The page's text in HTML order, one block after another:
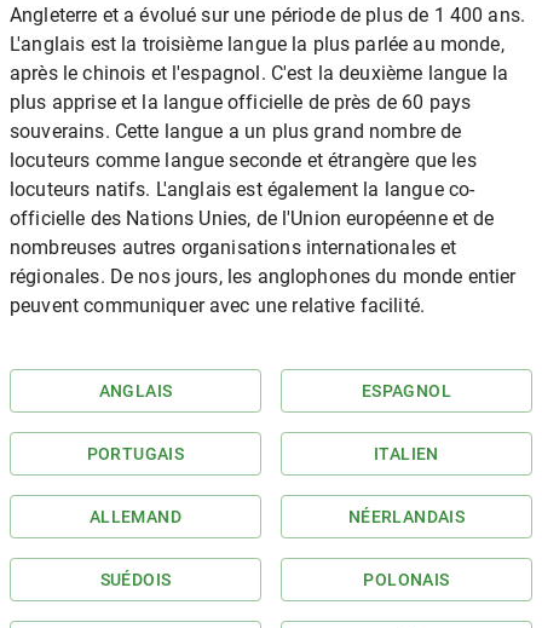
Angleterre et a évolué sur une période de plus de 1 400 ans.
L'anglais est la troisième langue la plus parlée au monde,
après le chinois et l'espagnol. C'est la deuxième langue la
plus apprise et la langue officielle de près de 60 pays
souverains. Cette langue a un plus grand nombre de
locuteurs comme langue seconde et étrangère que les
locuteurs natifs. L'anglais est également la langue co-
officielle des Nations Unies, de l'Union européenne et de
nombreuses autres organisations internationales et
régionales. De nos jours, les anglophones du monde entier
peuvent communiquer avec une relative facilité.
ANGLAIS ESPAGNOL
PORTUGAIS ITALIEN
ALLEMAND NÉERLANDAIS
SUÉDOIS POLONAIS